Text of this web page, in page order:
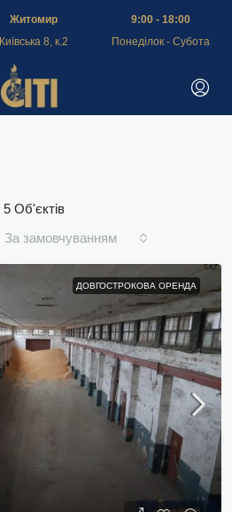
Житомир
Київська 8, к.2
9:00 - 18:00
Понеділок - Субота
5 Об'єктів
За замовчуванням
ДОВГОСТРОКОВА ОРЕНДА